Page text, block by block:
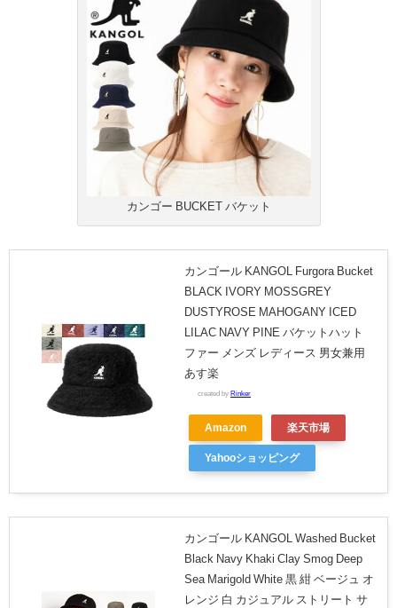
カンゴー BUCKET バケット
カンゴール KANGOL Furgora Bucket
BLACK IVORY MOSSGREY
DUSTYROSE MAHOGANY ICED
LILAC NAVY PINE バケットハット
ファー メンズ レディース 男女兼用
あす楽
created by Rinker
Amazon 楽天市場
Yahooショッピング
カンゴール KANGOL Washed Bucket
Black Navy Khaki Clay Smog Deep
Sea Marigold White 黒 紺 ベージュ オ
レンジ 白 カジュアル ストリート サ